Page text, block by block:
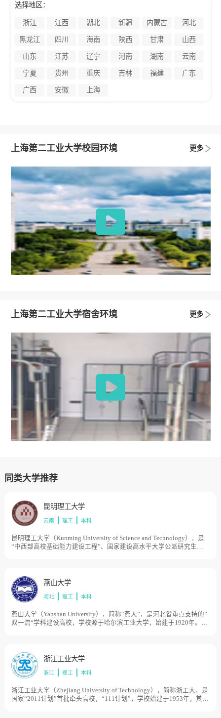
选择地区：
浙江 江西 湖北 新疆 内蒙古 河北
黑龙江 四川 海南 陕西 甘肃 山西
山东 江苏 辽宁 河南 湖南 云南
宁夏 贵州 重庆 吉林 福建 广东
广西 安徽 上海
上海第二工业大学校园环境 更多
上海第二工业大学宿舍环境 更多
同类大学推荐
昆明理工大学
云南 理工 本科
昆明理工大学（Kunming University of Science and Technology），是
“中西部高校基础能力建设工程”、国家建设高水平大学公派研究生项
云南工业大学，历史起点可追溯到清宣统二年（1910年）。1999年，
两校合并组建成新昆明理工大学。2004年，云南省分析测试中心并
入。目前学校总体占地面积3915亩。
燕山大学
河北 理工 本科
燕山大学（Yanshan University），简称“燕大”，是河北省重点支持的”
双一流“学科建设高校，学校源于哈尔滨工业大学，始建于1920年。
1978年确定为全国重点高等院校。1985年至1997年学校整体南迁秦皇
岛市。1997年经原国家教委批准，更名燕山大学。1998年，由原机械
工业部划转到河北省，实行中央与地方共建，以河北省管理为主。
4000亩。
浙江工业大学
浙江 理工 本科
浙江工业大学（Zhejiang University of Technology），简称浙工大，是
国家“2011计划”首批牵头高校，“111计划”，学校始建于1953年，其前